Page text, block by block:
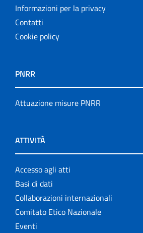
Informazioni per la privacy
Contatti
Cookie policy
PNRR
Attuazione misure PNRR
ATTIVITÀ
Accesso agli atti
Basi di dati
Collaborazioni internazionali
Comitato Etico Nazionale
Eventi